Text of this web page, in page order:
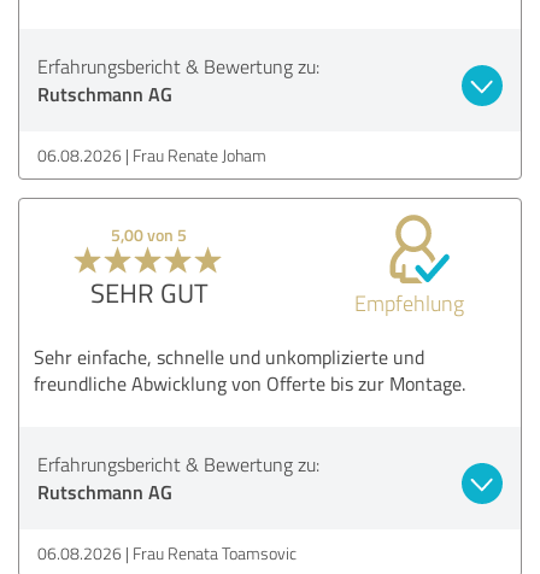
Erfahrungsbericht & Bewertung zu:
Rutschmann AG
06.08.2026 Frau Renate Joham
5,00 von 5
SEHR GUT Empfehlung
Sehr einfache, schnelle und unkomplizierte und
freundliche Abwicklung von Offerte bis zur Montage.
Erfahrungsbericht & Bewertung zu:
Rutschmann AG
06.08.2026 Frau Renata Toamsovic